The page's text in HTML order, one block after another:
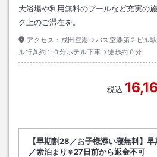
大浴場や利用無料のプールなど充実の
ク上のご滞在を。
アクセス： 成田空港→バス空港第２ビル
ル行き約１０分ホテル下車→徒歩約０分
税込
【早期割28／お子様添い寝無料】
／素泊まり※27日前から返金不可